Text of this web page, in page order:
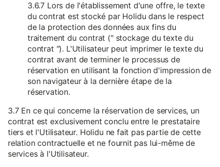
3.6.7 Lors de l'établissement d'une offre, le texte
du contrat est stocké par Holidu dans le respect
de la protection des données aux fins du
traitement du contrat (" stockage du texte du
contrat "). L'Utilisateur peut imprimer le texte du
contrat avant de terminer le processus de
réservation en utilisant la fonction d'impression de
son navigateur à la dernière étape de la
réservation.
3.7 En ce qui concerne la réservation de services, un
contrat est exclusivement conclu entre le prestataire
tiers et l'Utilisateur. Holidu ne fait pas partie de cette
relation contractuelle et ne fournit pas lui-même de
services à l'Utilisateur.